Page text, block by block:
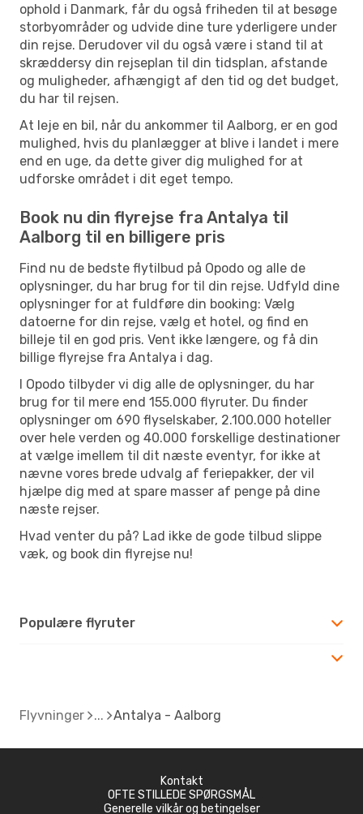
ophold i Danmark, får du også friheden til at besøge
storbyområder og udvide dine ture yderligere under
din rejse. Derudover vil du også være i stand til at
skræddersy din rejseplan til din tidsplan, afstande
og muligheder, afhængigt af den tid og det budget,
du har til rejsen.
At leje en bil, når du ankommer til Aalborg, er en god
mulighed, hvis du planlægger at blive i landet i mere
end en uge, da dette giver dig mulighed for at
udforske området i dit eget tempo.
Book nu din flyrejse fra Antalya til
Aalborg til en billigere pris
Find nu de bedste flytilbud på Opodo og alle de
oplysninger, du har brug for til din rejse. Udfyld dine
oplysninger for at fuldføre din booking: Vælg
datoerne for din rejse, vælg et hotel, og find en
billeje til en god pris. Vent ikke længere, og få din
billige flyrejse fra Antalya i dag.
I Opodo tilbyder vi dig alle de oplysninger, du har
brug for til mere end 155.000 flyruter. Du finder
oplysninger om 690 flyselskaber, 2.100.000 hoteller
over hele verden og 40.000 forskellige destinationer
at vælge imellem til dit næste eventyr, for ikke at
nævne vores brede udvalg af feriepakker, der vil
hjælpe dig med at spare masser af penge på dine
næste rejser.
Hvad venter du på? Lad ikke de gode tilbud slippe
væk, og book din flyrejse nu!
Populære flyruter
Flyvninger Antalya - Aalborg
Kontakt
OFTE STILLEDE SPØRGSMÅL
Generelle vilkår og betingelser